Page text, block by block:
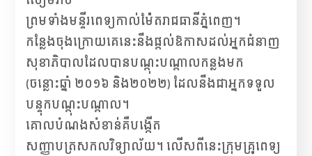
ព្រមទាំងមន្ទីរពេទ្យកាល់ម៉ែតរាជធានីភ្នំពេញ។
កន្លែងចុងក្រោយគេនេះនឹងផ្តល់ឱកាសដល់អ្នកជំនាញ
សុខាភិបាលដែលបានបណ្តុះបណ្តាលកន្លងមក
(ចន្លោះឆ្នាំ ២០១៦ និង២០២២) ដែលនឹងជាអ្នកទទួល
បន្ទុកបណ្ដុះបណ្ដាល។
គោលបំណងសំខាន់គឺបង្កើត
សញ្ញាបត្រសកលវិទ្យាល័យ។ លើសពីនេះក្រុមគ្រូពេទ្យ